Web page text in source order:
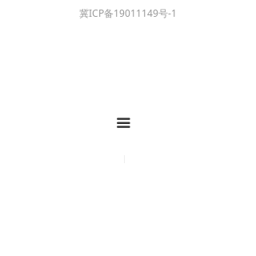
끀
冀ICP备19011149号-1